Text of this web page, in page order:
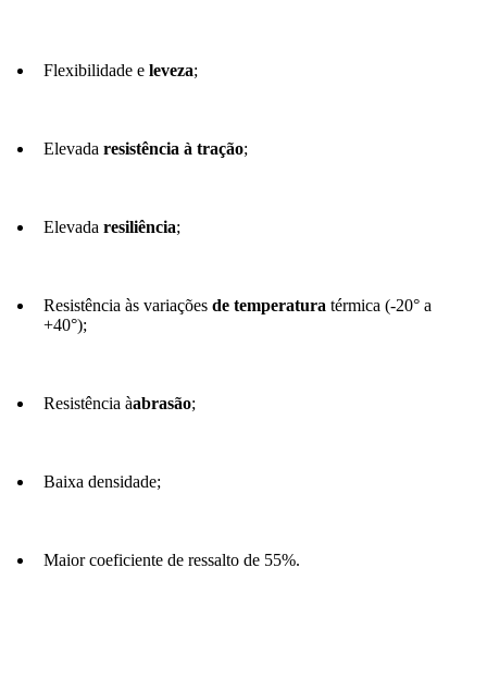
Flexibilidade e leveza;
Elevada resistência à tração;
Elevada resiliência;
Resistência às variações de temperatura térmica (-20° a
+40°);
Resistência àabrasão;
Baixa densidade;
Maior coeficiente de ressalto de 55%.